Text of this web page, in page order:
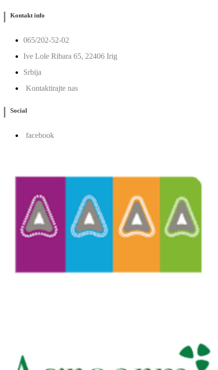
Kontakt info
065/202-52-02
Ive Lole Ribara 65, 22406 Irig
Srbija
Kontaktirajte nas
Social
facebook